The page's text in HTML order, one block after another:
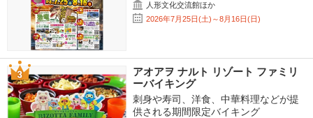
人形文化交流館ほか
2026年7月25日(土)～8月16日(日)
アオアヲ ナルト リゾート ファミリ
ーバイキング
刺身や寿司、洋食、中華料理などが提
供される期間限定バイキング